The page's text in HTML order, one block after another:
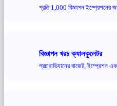
প্রতি 1,000 বিজ্ঞাপন ইম্প্রেশনের
বিজ্ঞাপন খরচ ক্যালকুলেটর
প্রচারাভিযানের বাজেট, ইম্প্রেশন